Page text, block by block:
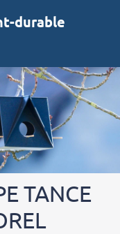
durable
TANCE